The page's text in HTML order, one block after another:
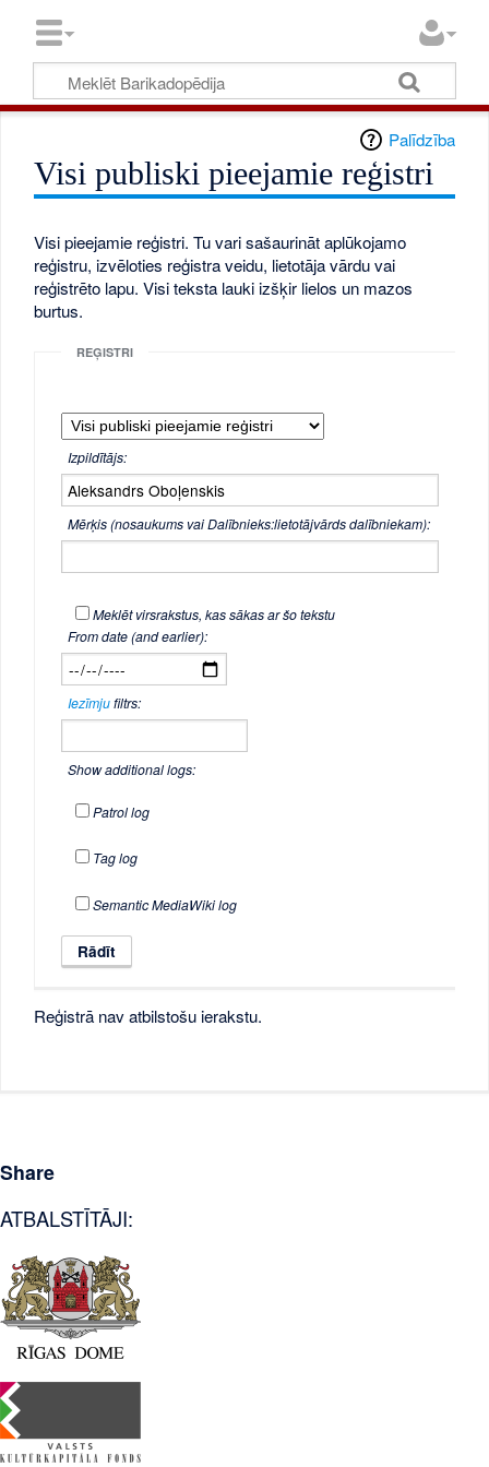
Palīdzība
Visi publiski pieejamie reģistri
Visi pieejamie reģistri. Tu vari sašaurināt aplūkojamo
reģistru, izvēloties reģistra veidu, lietotāja vārdu vai
reģistrēto lapu. Visi teksta lauki izšķir lielos un mazos
burtus.
REĢISTRI
Izpildītājs:
Mērķis (nosaukums vai Dalībnieks:lietotājvārds dalībniekam):
Meklēt virsrakstus, kas sākas ar šo tekstu
From date (and earlier):
Iezīmjufiltrs:
Show additional logs:
Patrol log
Tag log
Semantic MediaWiki log
Reģistrā nav atbilstošu ierakstu.
Share
ATBALSTĪTĀJI: